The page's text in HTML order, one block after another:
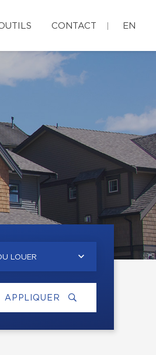
CONTACT EN
LOUER
APPLIQUER